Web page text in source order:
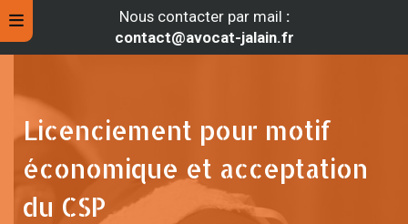
Nous contacter par mail :
contact@avocat-jalain.fr
Licenciement pour motif
économique et acceptation
du CSP